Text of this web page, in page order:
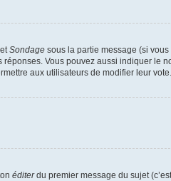
Sondage sous la partie message (si
Vous pouvez aussi indiquer le
aux utilisateurs de modifier leur vote.
éditerdu premier message du sujet